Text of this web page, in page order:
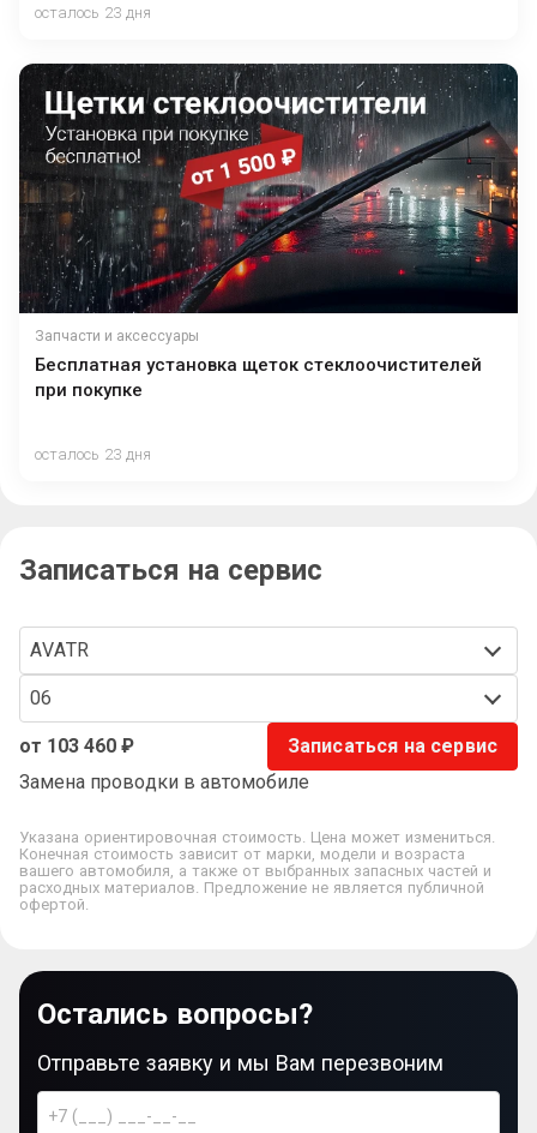
осталось 23 дня
Запчасти и аксессуары
Бесплатная установка щеток стеклоочистителей
при покупке
осталось 23 дня
Записаться на сервис
AVATR
06
Замена проводки в автомобиле
от 103 460 ₽ Записаться на сервис
Указана ориентировочная стоимость. Цена может измениться.
Конечная стоимость зависит от марки, модели и возраста
вашего автомобиля, а также от выбранных запасных частей и
расходных материалов. Предложение не является публичной
офертой.
Остались вопросы?
Отправьте заявку и мы Вам перезвоним